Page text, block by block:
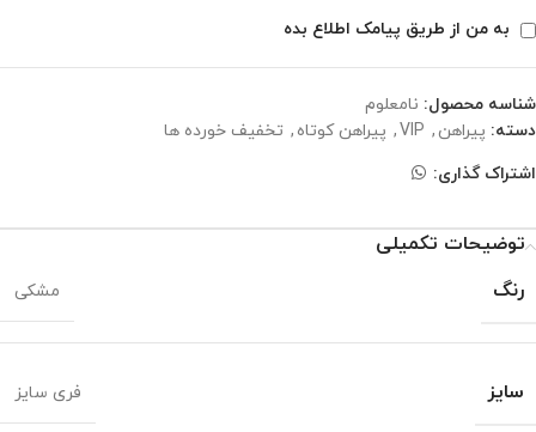
به من از طریق پیامک اطلاع بده
شناسه محصول: نامعلوم
دسته: پیراهن ,
VIP
, پیراهن کوتاه , تخفیف خورده ها
اشتراک گذاری:
توضیحات تکمیلی
رنگ
مشکی
سایز فری سایز